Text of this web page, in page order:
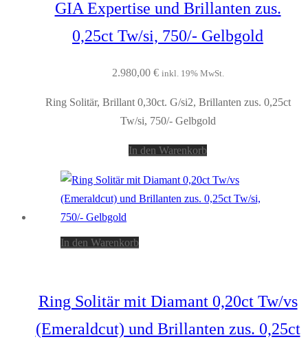
GIA Expertise und Brillanten zus.
0,25ct Tw/si, 750/- Gelbgold
2.980,00 € inkl. 19% MwSt.
Ring Solitär, Brillant 0,30ct. G/si2, Brillanten zus. 0,25ct
Tw/si, 750/- Gelbgold
In den Warenkorb
In den Warenkorb
Ring Solitär mit Diamant 0,20ct Tw/vs
(Emeraldcut) und Brillanten zus. 0,25ct